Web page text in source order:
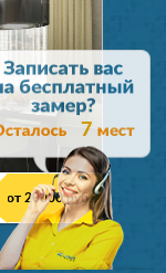
7
от 20000 руб.